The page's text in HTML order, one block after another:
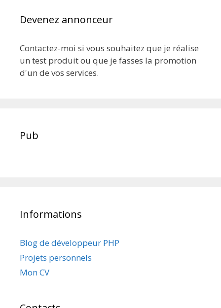
Devenez annonceur
Contactez-moi si vous souhaitez que je réalise
un test produit ou que je fasses la promotion
d'un de vos services.
Pub
Informations
Blog de développeur PHP
Projets personnels
Mon CV